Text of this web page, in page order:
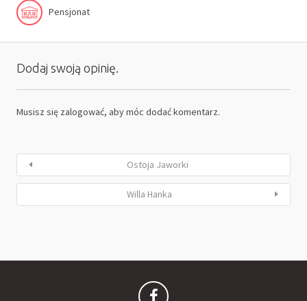
Pensjonat
Dodaj swoją opinię.
Musisz się zalogować, aby móc dodać komentarz.
Ostoja Jaworki
Willa Hanka